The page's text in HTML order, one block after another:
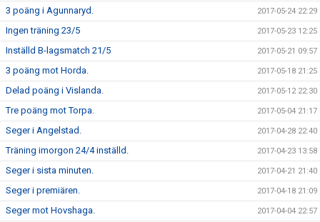
3 poäng i Agunnaryd. 2017-05-24 22:29
Ingen träning 23/5 2017-05-23 12:25
Inställd B-lagsmatch 21/5 2017-05-21 09:57
3 poäng mot Horda. 2017-05-18 21:25
Delad poäng i Vislanda. 2017-05-12 22:30
Tre poäng mot Torpa. 2017-05-04 21:17
Seger i Angelstad. 2017-04-28 22:40
Träning imorgon 24/4 inställd. 2017-04-23 13:58
Seger i sista minuten. 2017-04-21 21:40
Seger i premiären. 2017-04-18 21:09
Seger mot Hovshaga. 2017-04-04 22:57